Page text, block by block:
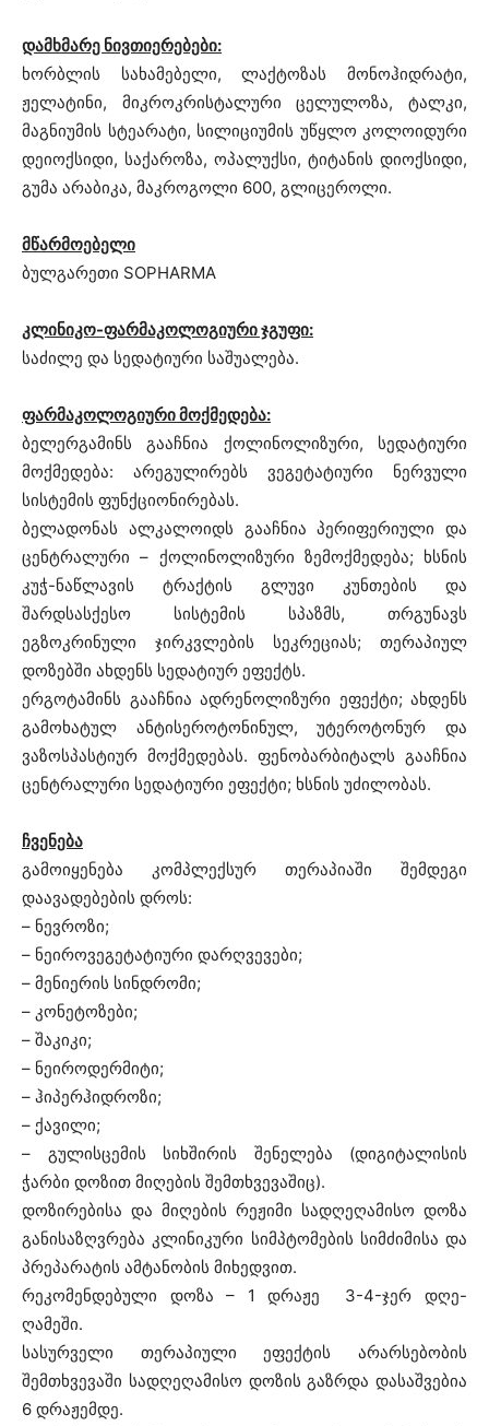
დამხმარე ნივთიერებები:
ხორბლის სახამებელი, ლაქტოზას მონოჰიდრატი,
ჟელატინი, მიკროკრისტალური ცელულოზა, ტალკი,
მაგნიუმის სტეარატი, სილიციუმის უწყლო კოლოიდური
დეიოქსიდი, საქაროზა, ოპალუქსი, ტიტანის დიოქსიდი,
გუმა არაბიკა, მაკროგოლი 600, გლიცეროლი.
მწარმოებელი
ბულგარეთი SOPHARMA
კლინიკო-ფარმაკოლოგიური ჯგუფი:
საძილე და სედატიური საშუალება.
ფარმაკოლოგიური მოქმედება:
ბელერგამინს გააჩნია ქოლინოლიზური, სედატიური
მოქმედება: არეგულირებს ვეგეტატიური ნერვული
სისტემის ფუნქციონირებას.
ბელადონას ალკალოიდს გააჩნია პერიფერიული და
ცენტრალური – ქოლინოლიზური ზემოქმედება; ხსნის
კუჭ-ნაწლავის ტრაქტის გლუვი კუნთების და
შარდსასქესო სისტემის სპაზმს, თრგუნავს
ეგზოკრინული ჯირკვლების სეკრეციას; თერაპიულ
დოზებში ახდენს სედატიურ ეფექტს.
ერგოტამინს გააჩნია ადრენოლიზური ეფექტი; ახდენს
გამოხატულ ანტისეროტონინულ, უტეროტონურ და
ვაზოსპასტიურ მოქმედებას. ფენობარბიტალს გააჩნია
ცენტრალური სედატიური ეფექტი; ხსნის უძილობას.
ჩვენება
გამოიყენება კომპლექსურ თერაპიაში შემდეგი
დაავადებების დროს:
– ნევროზი;
– ნეიროვეგეტატიური დარღვევები;
– მენიერის სინდრომი;
– კონეტოზები;
– შაკიკი;
– ნეიროდერმიტი;
– ჰიპერჰიდროზი;
– ქავილი;
– გულისცემის სიხშირის შენელება (დიგიტალისის
ჭარბი დოზით მიღების შემთხვევაშიც).
დოზირებისა და მიღების რეჟიმი სადღეღამისო დოზა
განისაზღვრება კლინიკური სიმპტომების სიმძიმისა და
პრეპარატის ამტანობის მიხედვით.
რეკომენდებული დოზა – 1 დრაჟე 3-4-ჯერ დღე-
ღამეში.
სასურველი თერაპიული ეფექტის არარსებობის
შემთხვევაში სადღეღამისო დოზის გაზრდა დასაშვებია
6 დრაჟემდე.